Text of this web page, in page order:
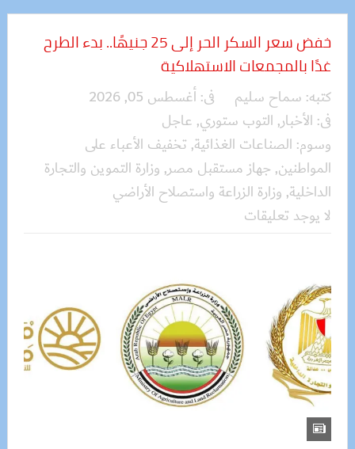
خفض سعر السكر الحر إلى 25 جنيهًا.. بدء الطرح
غدًا بالمجمعات الاستهلاكية
كتبه: سماح سليم فى:أغسطس 05, 2026
فى: الأخبار, التوب ستوري, عاجل
وسوم: الصناعات الغذائية, تخفيف الأعباء على
المواطنين, جهاز مستقبل مصر, وزارة التموين والتجارة
الداخلية, وزارة الزراعة واستصلاح الأراضي
لا يوجد تعليقات